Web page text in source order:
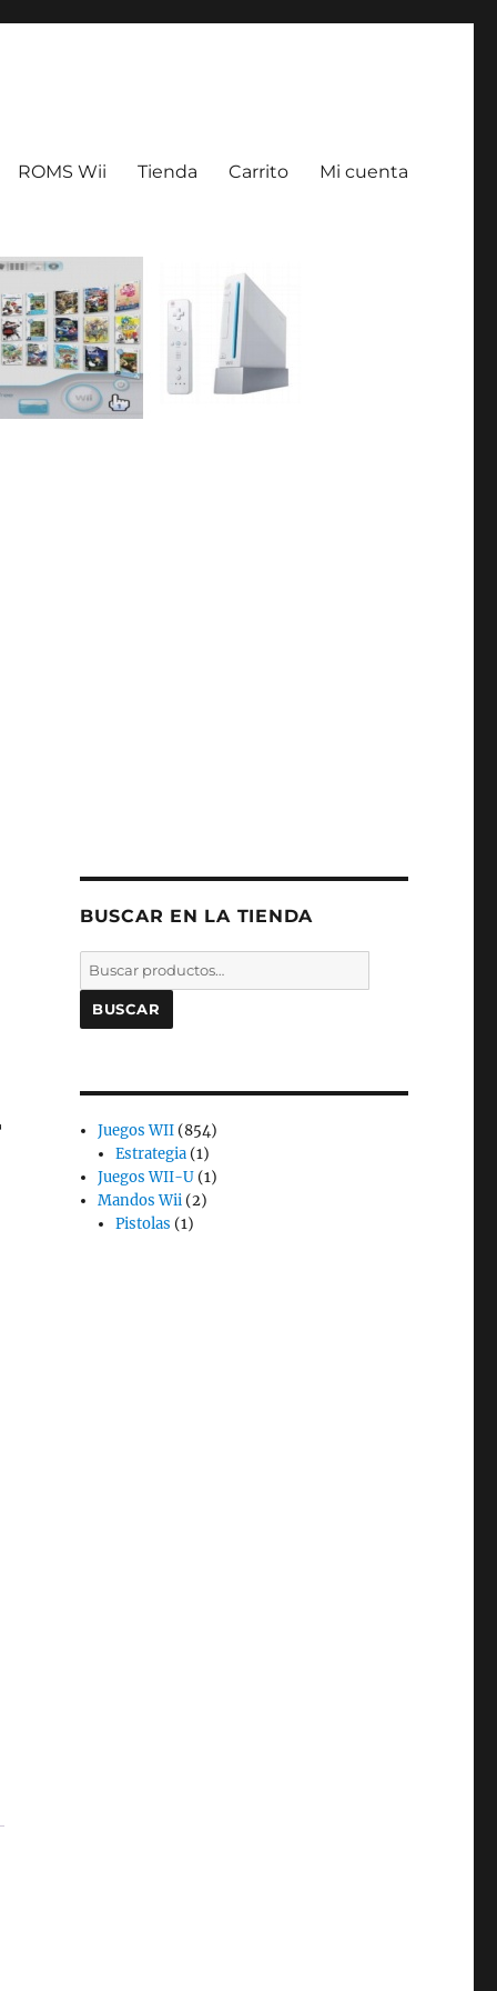
ROMS Wii Tienda Carrito Mi cuenta
BUSCAR EN LA TIENDA
Buscar
por:
BUSCAR
Juegos WII 854854
Estrategia 11
producto
Juegos WII-U 11
Mandos Wii 22
Pistolas 11